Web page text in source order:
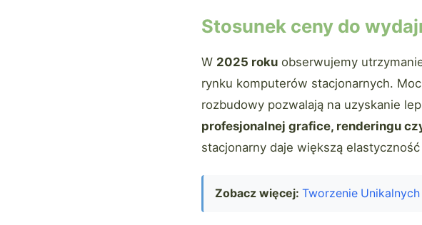
Stosunek ceny do
W 2025 roku obserwujemy
rynku komputerów stacjonarnych.
rozbudowy pozwalają na uzyskanie
profesjonalnej grafice, renderingu
stacjonarny daje większą
Zobacz więcej: Tworzenie